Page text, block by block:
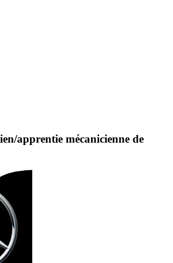
apprentie mécanicienne de